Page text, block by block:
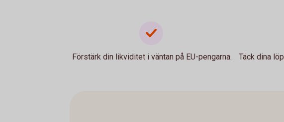
Förstärk din likviditet i väntan på EU-pengarna. Täck dina